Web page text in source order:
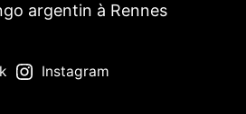
argentin à Rennes
Instagram